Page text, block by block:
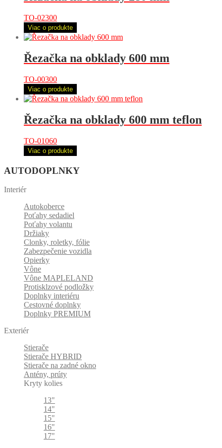
TO-02300
Viac o produkte
Řezačka na obklady 600 mm
TO-00300
Viac o produkte
Řezačka na obklady 600 mm teflon
TO-01060
Viac o produkte
AUTODOPLNKY
Interiér
Autokoberce
Poťahy sedadiel
Poťahy volantu
Držiaky
Clonky, roletky, fólie
Zabezpečenie vozidla
Opierky
Vône
Vône MAPLELAND
Protisklzové podložky
Doplnky interiéru
Cestovné doplnky
Doplnky PREMIUM
Exteriér
Stierače
Stierače HYBRID
Stierače na zadné okno
Antény, prúty
Kryty kolies
13"
14"
15"
16"
17"